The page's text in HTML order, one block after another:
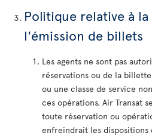
Politique relative à
l'émission de billets
Les agents ne sont pas
réservations ou de la
ou une classe de service
ces opérations. Air Transat
toute réservation ou
enfreindrait les